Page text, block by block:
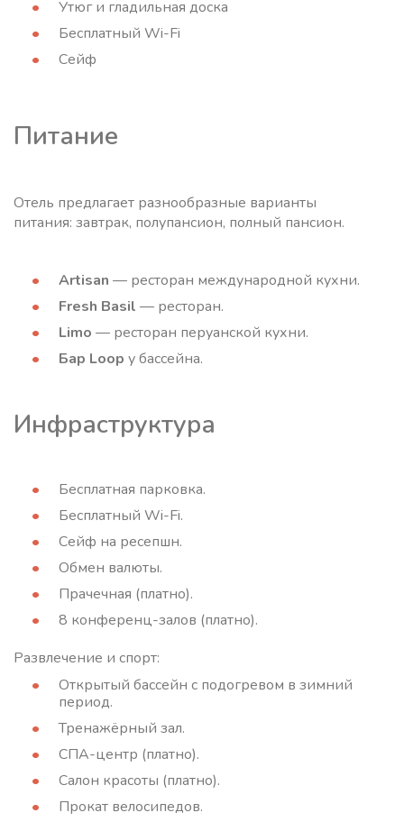
Утюг и гладильная доска
Бесплатный Wi-Fi
Сейф
Питание
Отель предлагает разнообразные варианты
питания: завтрак, полупансион, полный пансион.
Artisan — ресторан международной кухни.
Fresh Basil — ресторан.
Limo — ресторан перуанской кухни.
Бар Loop у бассейна.
Инфраструктура
Бесплатная парковка.
Бесплатный Wi-Fi.
Сейф на ресепшн.
Обмен валюты.
Прачечная (платно).
8 конференц-залов (платно).
Развлечение и спорт:
Открытый бассейн с подогревом в зимний
период.
Тренажёрный зал.
СПА-центр (платно).
Салон красоты (платно).
Прокат велосипедов.